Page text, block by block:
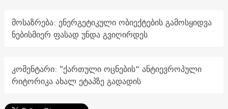
მოსაზრება: ენერგეტიკული ობიექტების გამოსყიდვა
ნებისმიერ ფასად უნდა გვიღირდეს
კომენტარი: "ქართული ოცნების“ ანტიევროპული
რიტორიკა ახალ ეტაპზე გადადის